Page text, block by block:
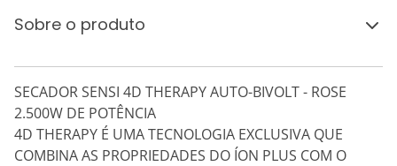
Sobre o produto
SECADOR SENSI 4D THERAPY AUTO-BIVOLT - ROSE
2.500W DE POTÊNCIA
4D THERAPY É UMA TECNOLOGIA EXCLUSIVA QUE
COMBINA AS PROPRIEDADES DO ÍON PLUS COM O